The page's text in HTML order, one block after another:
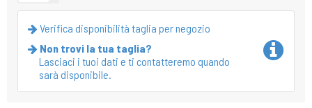
Verifica disponibilità taglia per negozio
Non trovi la tua taglia?
Lasciaci i tuoi dati e ti contatteremo quando
sarà disponibile.